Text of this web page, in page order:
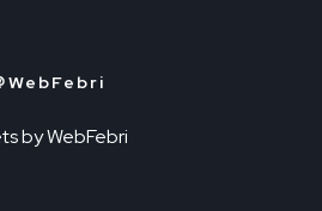
WebFebri
by WebFebri